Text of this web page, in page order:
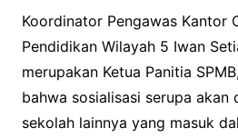
Koordinator Pengawas Kantor
Pendidikan Wilayah 5 Iwan
merupakan Ketua Panitia
bahwa sosialisasi serupa akan
sekolah lainnya yang masuk